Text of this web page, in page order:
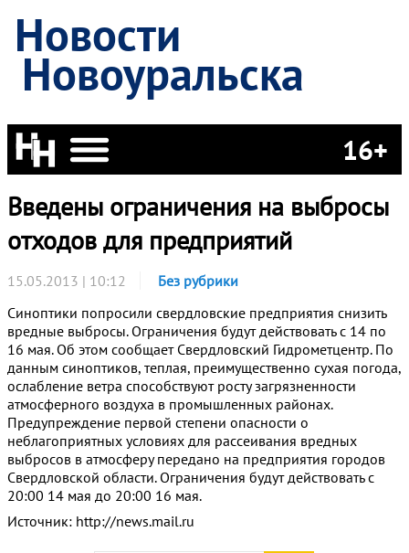
Новости
Новоуральска
16+
Введены ограничения на выбросы
отходов для предприятий
15.05.2013 | 10:12
Без рубрики
Синоптики попросили свердловские предприятия снизить
вредные выбросы. Ограничения будут действовать с 14 по
16 мая. Об этом сообщает Свердловский Гидрометцентр. По
данным синоптиков, теплая, преимущественно сухая погода,
ослабление ветра способствуют росту загрязненности
атмосферного воздуха в промышленных районах.
Предупреждение первой степени опасности о
неблагоприятных условиях для рассеивания вредных
выбросов в атмосферу передано на предприятия городов
Свердловской области. Ограничения будут действовать с
20:00 14 мая до 20:00 16 мая.
Источник: http://news.mail.ru